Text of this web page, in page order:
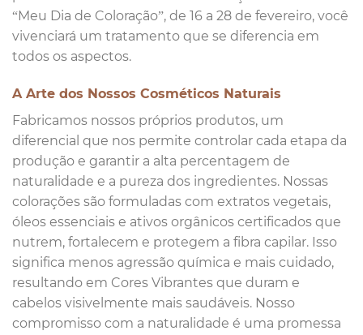
“Meu Dia de Coloração”, de 16 a 28 de fevereiro, você
vivenciará um tratamento que se diferencia em
todos os aspectos.
A Arte dos Nossos Cosméticos Naturais
Fabricamos nossos próprios produtos, um
diferencial que nos permite controlar cada etapa da
produção e garantir a alta percentagem de
naturalidade e a pureza dos ingredientes. Nossas
colorações são formuladas com extratos vegetais,
óleos essenciais e ativos orgânicos certificados que
nutrem, fortalecem e protegem a fibra capilar. Isso
significa menos agressão química e mais cuidado,
resultando em Cores Vibrantes que duram e
cabelos visivelmente mais saudáveis. Nosso
compromisso com a naturalidade é uma promessa